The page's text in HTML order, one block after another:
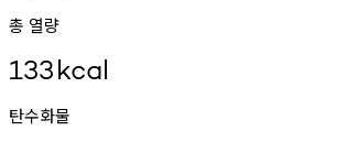
총 열량
133kcal
탄수화물